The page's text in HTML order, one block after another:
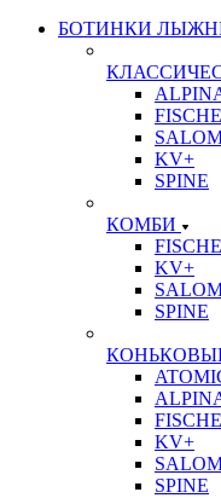
БОТИНКИ
KV+
SPINE
КОМБИ
KV+
SPINE
KV+
SPINE